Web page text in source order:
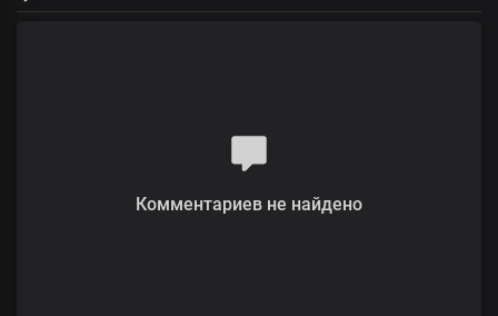
Комментариев не найдено